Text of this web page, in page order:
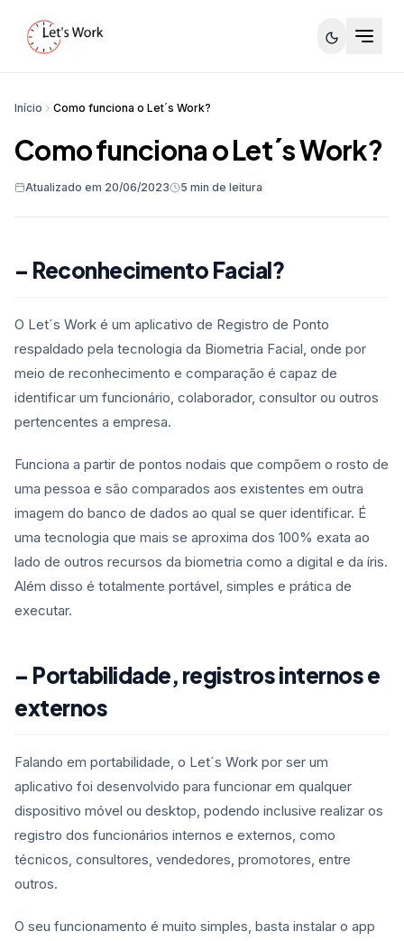
Início Como funciona o Let´s Work?
Como funciona o Let´s Work?
Atualizado em 20/06/2023 5 min de leitura
– Reconhecimento Facial?
O Let´s Work é um aplicativo de Registro de Ponto
respaldado pela tecnologia da Biometria Facial, onde por
meio de reconhecimento e comparação é capaz de
identificar um funcionário, colaborador, consultor ou outros
pertencentes a empresa.
Funciona a partir de pontos nodais que compõem o rosto de
uma pessoa e são comparados aos existentes em outra
imagem do banco de dados ao qual se quer identificar. É
uma tecnologia que mais se aproxima dos 100% exata ao
lado de outros recursos da biometria como a digital e da íris.
Além disso é totalmente portável, simples e prática de
executar.
– Portabilidade, registros internos e
externos
Falando em portabilidade, o Let´s Work por ser um
aplicativo foi desenvolvido para funcionar em qualquer
dispositivo móvel ou desktop, podendo inclusive realizar os
registro dos funcionários internos e externos, como
técnicos, consultores, vendedores, promotores, entre
outros.
O seu funcionamento é muito simples, basta instalar o app